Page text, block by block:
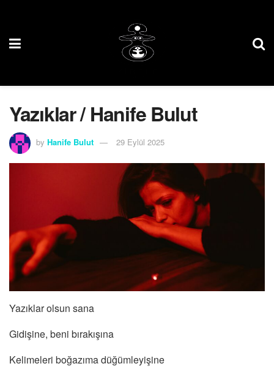
Yazıklar / Hanife Bulut
by Hanife Bulut 29 Eylül 2025
Yazıklar olsun sana
Gidişine, beni bırakışına
Kelimeleri boğazıma düğümleyişine